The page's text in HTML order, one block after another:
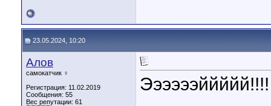
23.05.2024, 10:20
Алов
самокатчик ♀
Регистрация: 11.02.2019
Сообщения: 55
Вес репутации: 61
Ээээээййййй!!!!